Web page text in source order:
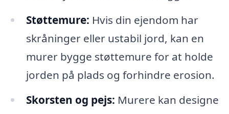
Støttemure: Hvis din ejendom har
skråninger eller ustabil jord, kan en
murer bygge støttemure for at holde
jorden på plads og forhindre erosion.
Skorsten og pejs: Murere kan designe